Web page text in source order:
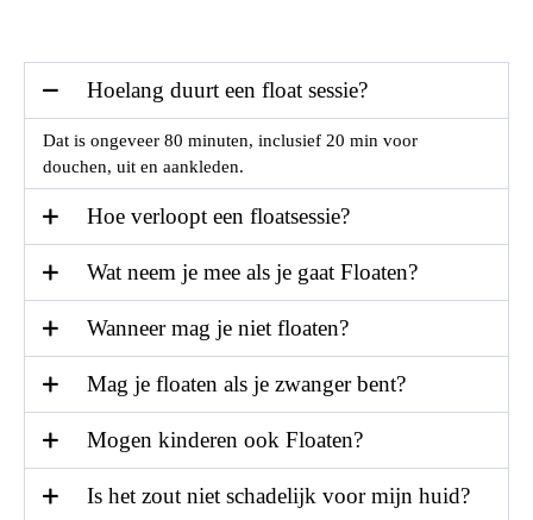
Hoelang duurt een float sessie?
Dat is ongeveer 80 minuten, inclusief 20 min voor
douchen, uit en aankleden.
Hoe verloopt een floatsessie?
Wat neem je mee als je gaat Floaten?
Wanneer mag je niet floaten?
Mag je floaten als je zwanger bent?
Mogen kinderen ook Floaten?
Is het zout niet schadelijk voor mijn huid?